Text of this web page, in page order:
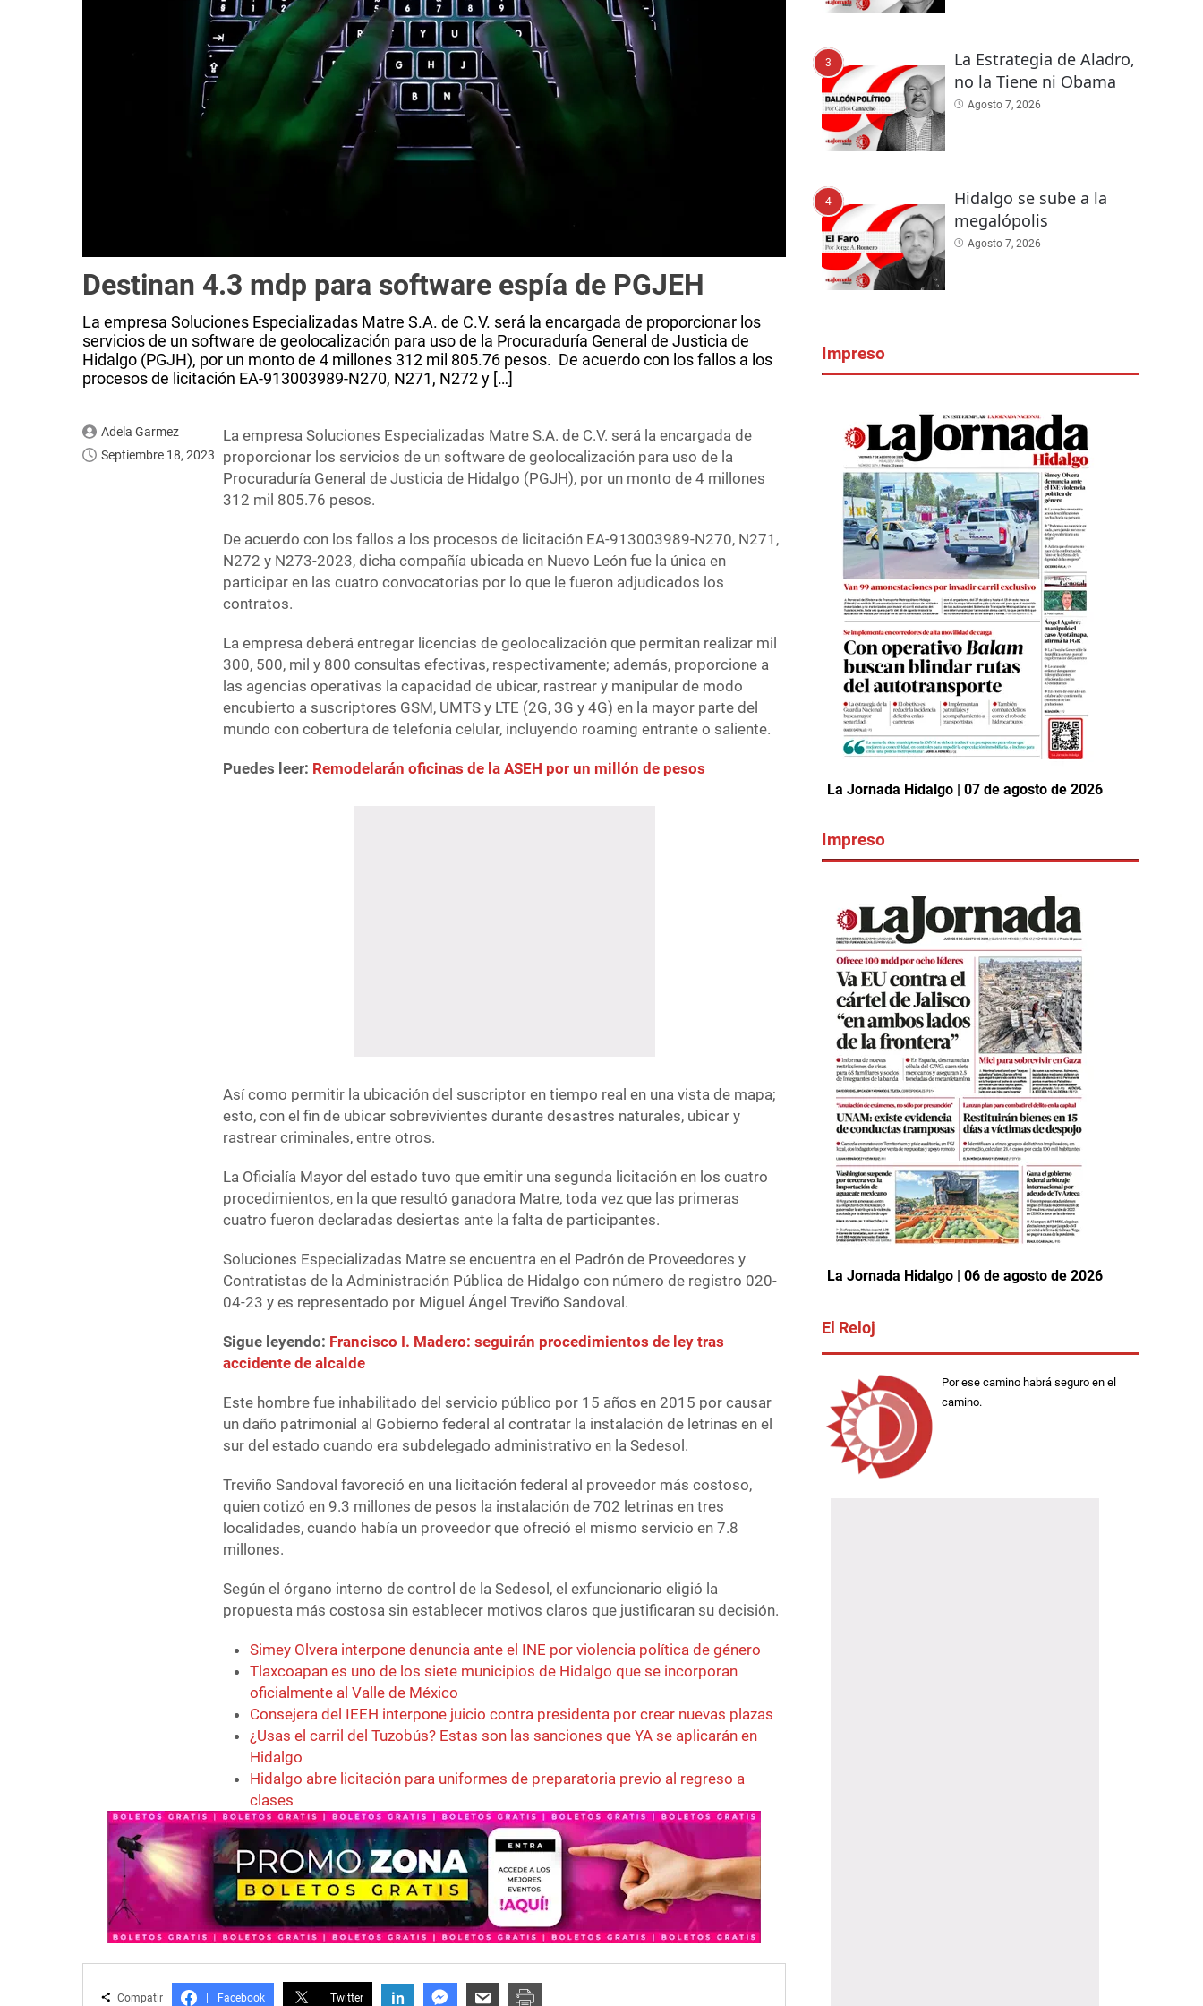
Destinan 4.3 mdp para software espía de PGJEH
La empresa Soluciones Especializadas Matre S.A. de C.V. será la encargada de proporcionar los
servicios de un software de geolocalización para uso de la Procuraduría General de Justicia de
Hidalgo (PGJH), por un monto de 4 millones 312 mil 805.76 pesos. De acuerdo con los fallos a los
procesos de licitación EA-913003989-N270, N271, N272 y […]
Adela Garmez
Septiembre 18, 2023
La empresa Soluciones Especializadas Matre S.A. de C.V. será la encargada de
proporcionar los servicios de un software de geolocalización para uso de la
Procuraduría General de Justicia de Hidalgo (PGJH), por un monto de 4 millones
312 mil 805.76 pesos.
De acuerdo con los fallos a los procesos de licitación EA-913003989-N270, N271,
N272 y N273-2023, dicha compañía ubicada en Nuevo León fue la única en
participar en las cuatro convocatorias por lo que le fueron adjudicados los
contratos.
La empresa deberá entregar licencias de geolocalización que permitan realizar mil
300, 500, mil y 800 consultas efectivas, respectivamente; además, proporcione a
las agencias operativas la capacidad de ubicar, rastrear y manipular de modo
encubierto a suscriptores GSM, UMTS y LTE (2G, 3G y 4G) en la mayor parte del
mundo con cobertura de telefonía celular, incluyendo roaming entrante o saliente.
Puedes leer: Remodelarán oficinas de la ASEH por un millón de pesos
Así como permitir la ubicación del suscriptor en tiempo real en una vista de mapa;
esto, con el fin de ubicar sobrevivientes durante desastres naturales, ubicar y
rastrear criminales, entre otros.
La Oficialía Mayor del estado tuvo que emitir una segunda licitación en los cuatro
procedimientos, en la que resultó ganadora Matre, toda vez que las primeras
cuatro fueron declaradas desiertas ante la falta de participantes.
Soluciones Especializadas Matre se encuentra en el Padrón de Proveedores y
Contratistas de la Administración Pública de Hidalgo con número de registro 020-
04-23 y es representado por Miguel Ángel Treviño Sandoval.
Sigue leyendo: Francisco I. Madero: seguirán procedimientos de ley tras
accidente de alcalde
Este hombre fue inhabilitado del servicio público por 15 años en 2015 por causar
un daño patrimonial al Gobierno federal al contratar la instalación de letrinas en el
sur del estado cuando era subdelegado administrativo en la Sedesol.
Treviño Sandoval favoreció en una licitación federal al proveedor más costoso,
quien cotizó en 9.3 millones de pesos la instalación de 702 letrinas en tres
localidades, cuando había un proveedor que ofreció el mismo servicio en 7.8
millones.
Según el órgano interno de control de la Sedesol, el exfuncionario eligió la
propuesta más costosa sin establecer motivos claros que justificaran su decisión.
Simey Olvera interpone denuncia ante el INE por violencia política de género
Tlaxcoapan es uno de los siete municipios de Hidalgo que se incorporan
oficialmente al Valle de México
Consejera del IEEH interpone juicio contra presidenta por crear nuevas plazas
¿Usas el carril del Tuzobús? Estas son las sanciones que YA se aplicarán en
Hidalgo
Hidalgo abre licitación para uniformes de preparatoria previo al regreso a
clases
Compatir Facebook Twitter in
3
La Estrategia de Aladro,
no la Tiene ni Obama
Agosto 7, 2026
4
Hidalgo se sube a la
megalópolis
Agosto 7, 2026
Impreso
La Jornada Hidalgo | 07 de agosto de 2026
Impreso
La Jornada Hidalgo | 06 de agosto de 2026
El Reloj
Por ese camino habrá seguro en el
camino.